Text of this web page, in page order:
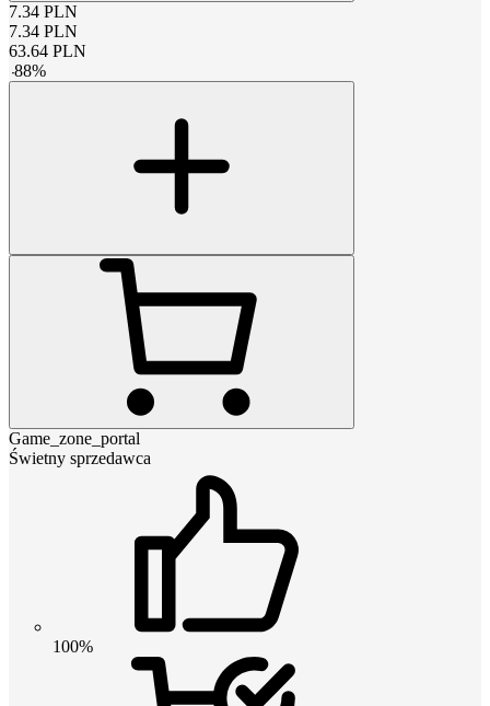
7.34 PLN
7.34 PLN
63.64 PLN
-88%
Game_zone_portal
Świetny sprzedawca
100%